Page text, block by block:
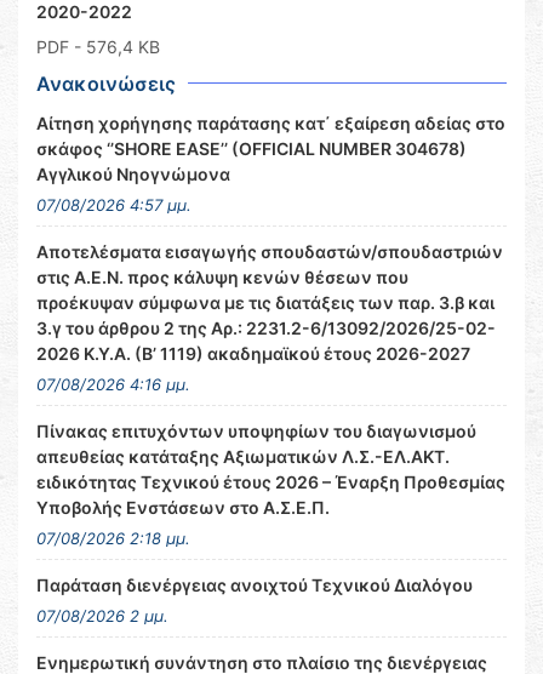
2020-2022
PDF - 576,4 KB
Ανακοινώσεις
Αίτηση χορήγησης παράτασης κατ΄ εξαίρεση αδείας στο
σκάφος ‘’SHORE EASE’’ (OFFICIAL NUMBER 304678)
Αγγλικού Νηογνώμονα
07/08/2026 4:57 μμ.
Αποτελέσματα εισαγωγής σπουδαστών/σπουδαστριών
στις Α.Ε.Ν. προς κάλυψη κενών θέσεων που
προέκυψαν σύμφωνα με τις διατάξεις των παρ. 3.β και
3.γ του άρθρου 2 της Αρ.: 2231.2-6/13092/2026/25-02-
2026 Κ.Υ.Α. (Β’ 1119) ακαδημαϊκού έτους 2026-2027
07/08/2026 4:16 μμ.
Πίνακας επιτυχόντων υποψηφίων του διαγωνισμού
απευθείας κατάταξης Αξιωματικών Λ.Σ.-ΕΛ.ΑΚΤ.
ειδικότητας Τεχνικού έτους 2026 – Έναρξη Προθεσμίας
Υποβολής Ενστάσεων στο Α.Σ.Ε.Π.
07/08/2026 2:18 μμ.
Παράταση διενέργειας ανοιχτού Τεχνικού Διαλόγου
07/08/2026 2 μμ.
Ενημερωτική συνάντηση στο πλαίσιο της διενέργειας